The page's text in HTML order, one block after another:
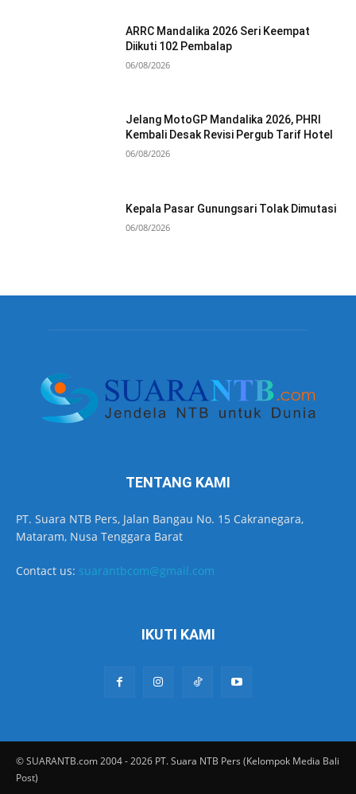
ARRC Mandalika 2026 Seri Keempat
Diikuti 102 Pembalap
06/08/2026
Jelang MotoGP Mandalika 2026, PHRI
Kembali Desak Revisi Pergub Tarif Hotel
06/08/2026
Kepala Pasar Gunungsari Tolak Dimutasi
06/08/2026
TENTANG KAMI
PT. Suara NTB Pers, Jalan Bangau No. 15 Cakranegara,
Mataram, Nusa Tenggara Barat
Contact us: suarantbcom@gmail.com
IKUTI KAMI
© SUARANTB.com 2004 - 2026 PT. Suara NTB Pers (Kelompok Media Bali
Post)